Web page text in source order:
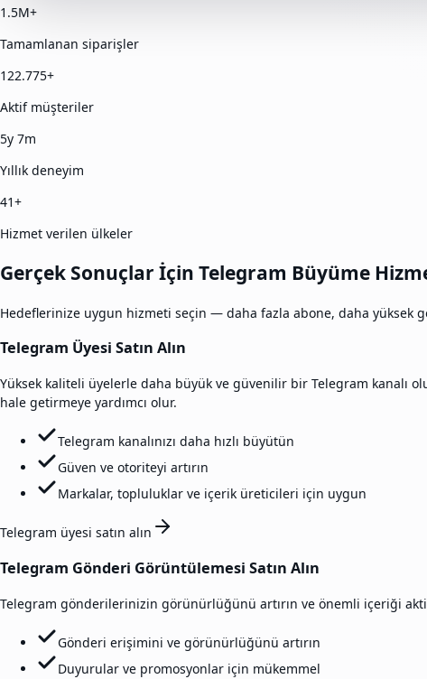
1.5M+
Tamamlanan siparişler
122.775+
Aktif müşteriler
5y 7m
Yıllık deneyim
41+
Hizmet verilen ülkeler
Gerçek Sonuçlar İçin Telegram Büyüme
Hedeflerinize uygun hizmeti seçin — daha fazla abone, daha yüksek
Telegram Üyesi Satın Alın
Yüksek kaliteli üyelerle daha büyük ve güvenilir bir Telegram kanalı
hale getirmeye yardımcı olur.
Telegram kanalınızı daha hızlı büyütün
Güven ve otoriteyi artırın
Markalar, topluluklar ve içerik üreticileri için uygun
Telegram üyesi satın alın
Telegram Gönderi Görüntülemesi Satın Alın
Telegram gönderilerinizin görünürlüğünü artırın ve önemli içeriği
Gönderi erişimini ve görünürlüğünü artırın
Duyurular ve promosyonlar için mükemmel